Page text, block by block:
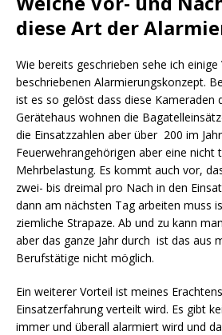
diese Art der
Wie bereits geschrieben sehe ich einige
beschriebenen Alarmierungskonzept.
ist es so gelöst dass diese Kameraden
Gerätehaus wohnen die
die Einsatzzahlen aber über 200 im
Feuerwehrangehörigen aber eine nicht
Mehrbelastung. Es kommt auch vor,
zwei- bis dreimal pro Nach in den
dann am nächsten Tag arbeiten muss
ziemliche Strapaze. Ab und zu kann
aber das ganze Jahr durch ist das aus
Berufstätige nicht möglich.
Ein weiterer Vorteil ist meines
Einsatzerfahrung verteilt wird. Es gibt
immer und überall alarmiert wird und